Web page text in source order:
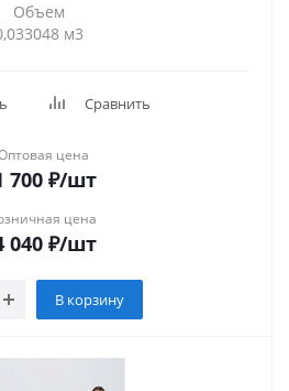
Объем
м3
Сравнить
цена
700₽/шт
цена
040₽/шт
В корзину